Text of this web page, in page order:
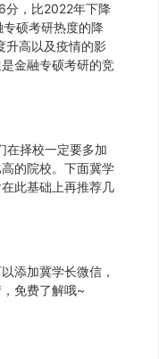
分，比2022年下降
硕考研热度的降
高以及疫情的影
金融专硕考研的竞
在择校一定要多加
的院校。下面冀学
此基础上再推荐几
添加冀学长微信，
，免费了解哦~